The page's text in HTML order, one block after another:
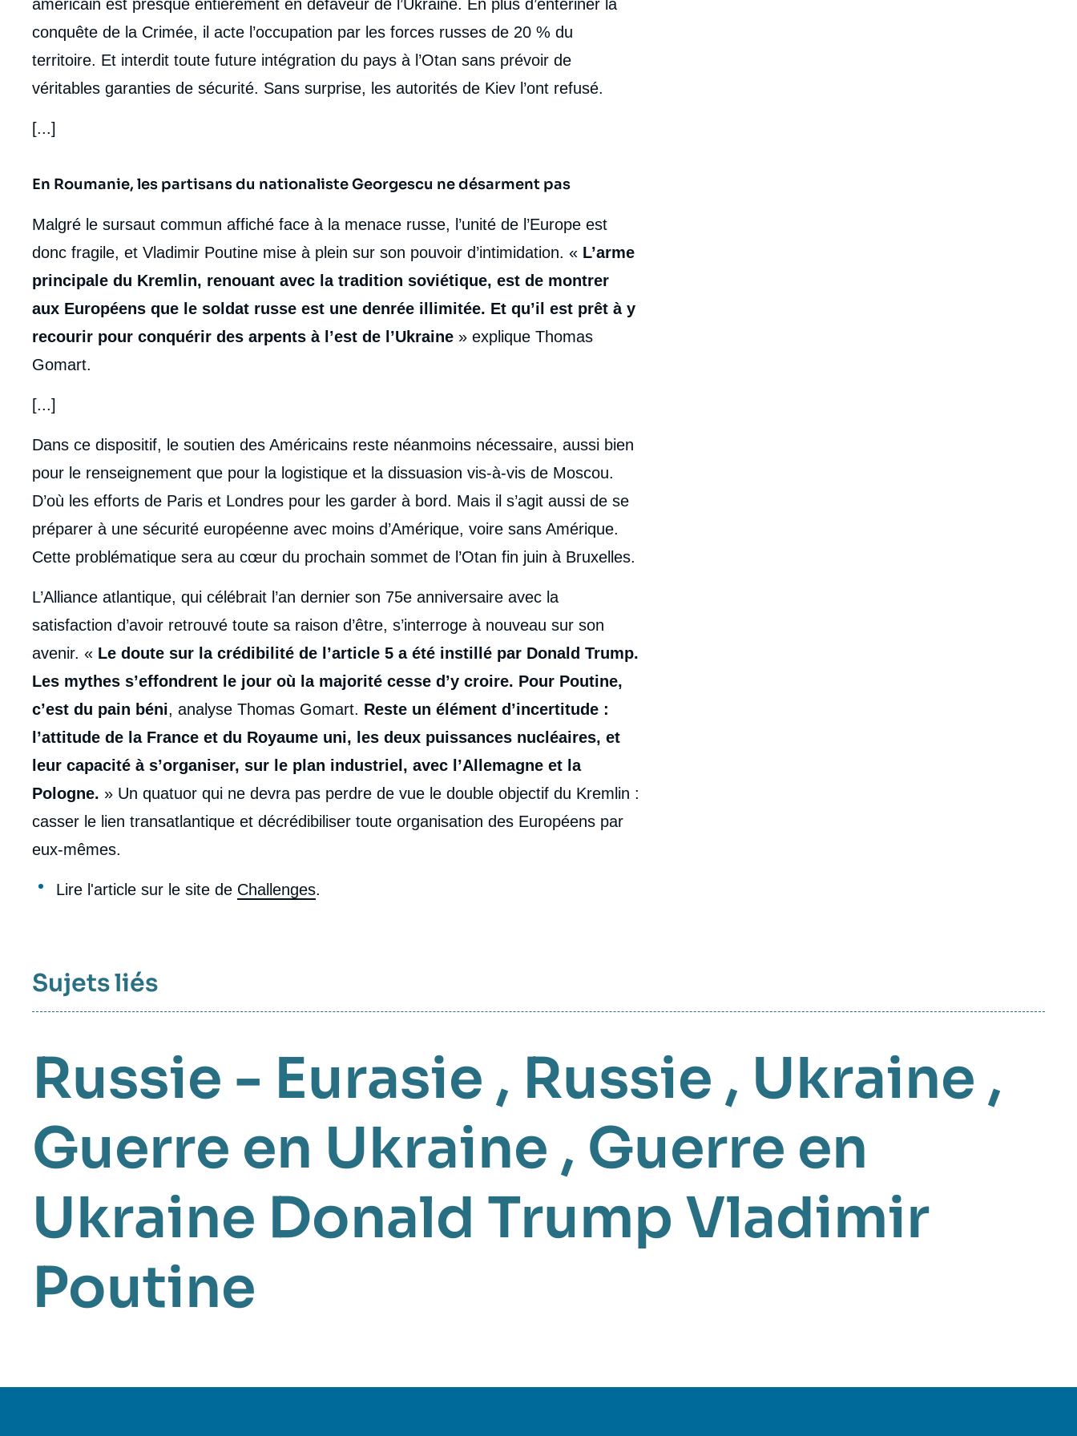
américain est presque entièrement en défaveur de l’Ukraine. En plus d’entériner la
conquête de la Crimée, il acte l’occupation par les forces russes de 20 % du
territoire. Et interdit toute future intégration du pays à l’Otan sans prévoir de
véritables garanties de sécurité. Sans surprise, les autorités de Kiev l’ont refusé.
[...]
En Roumanie, les partisans du nationaliste Georgescu ne désarment pas
Malgré le sursaut commun affiché face à la menace russe, l’unité de l’Europe est
donc fragile, et Vladimir Poutine mise à plein sur son pouvoir d’intimidation. « L’arme
principale du Kremlin, renouant avec la tradition soviétique, est de montrer
aux Européens que le soldat russe est une denrée illimitée. Et qu’il est prêt à y
recourir pour conquérir des arpents à l’est de l’Ukraine » explique Thomas
Gomart.
[...]
Dans ce dispositif, le soutien des Américains reste néanmoins nécessaire, aussi bien
pour le renseignement que pour la logistique et la dissuasion vis-à-vis de Moscou.
D’où les efforts de Paris et Londres pour les garder à bord. Mais il s’agit aussi de se
préparer à une sécurité européenne avec moins d’Amérique, voire sans Amérique.
Cette problématique sera au cœur du prochain sommet de l’Otan fin juin à Bruxelles.
L’Alliance atlantique, qui célébrait l’an dernier son 75e anniversaire avec la
satisfaction d’avoir retrouvé toute sa raison d’être, s’interroge à nouveau sur son
avenir. « Le doute sur la crédibilité de l’article 5 a été instillé par Donald Trump.
Les mythes s’effondrent le jour où la majorité cesse d’y croire. Pour Poutine,
c’est du pain béni, analyse Thomas Gomart. Reste un élément d’incertitude :
l’attitude de la France et du Royaume uni, les deux puissances nucléaires, et
leur capacité à s’organiser, sur le plan industriel, avec l’Allemagne et la
Pologne. » Un quatuor qui ne devra pas perdre de vue le double objectif du Kremlin :
casser le lien transatlantique et décrédibiliser toute organisation des Européens par
eux-mêmes.
Lire l'article sur le site de Challenges.
Sujets liés
Russie - Eurasie , Russie , Ukraine ,
Guerre en Ukraine , Guerre en
Ukraine Donald Trump Vladimir
Poutine